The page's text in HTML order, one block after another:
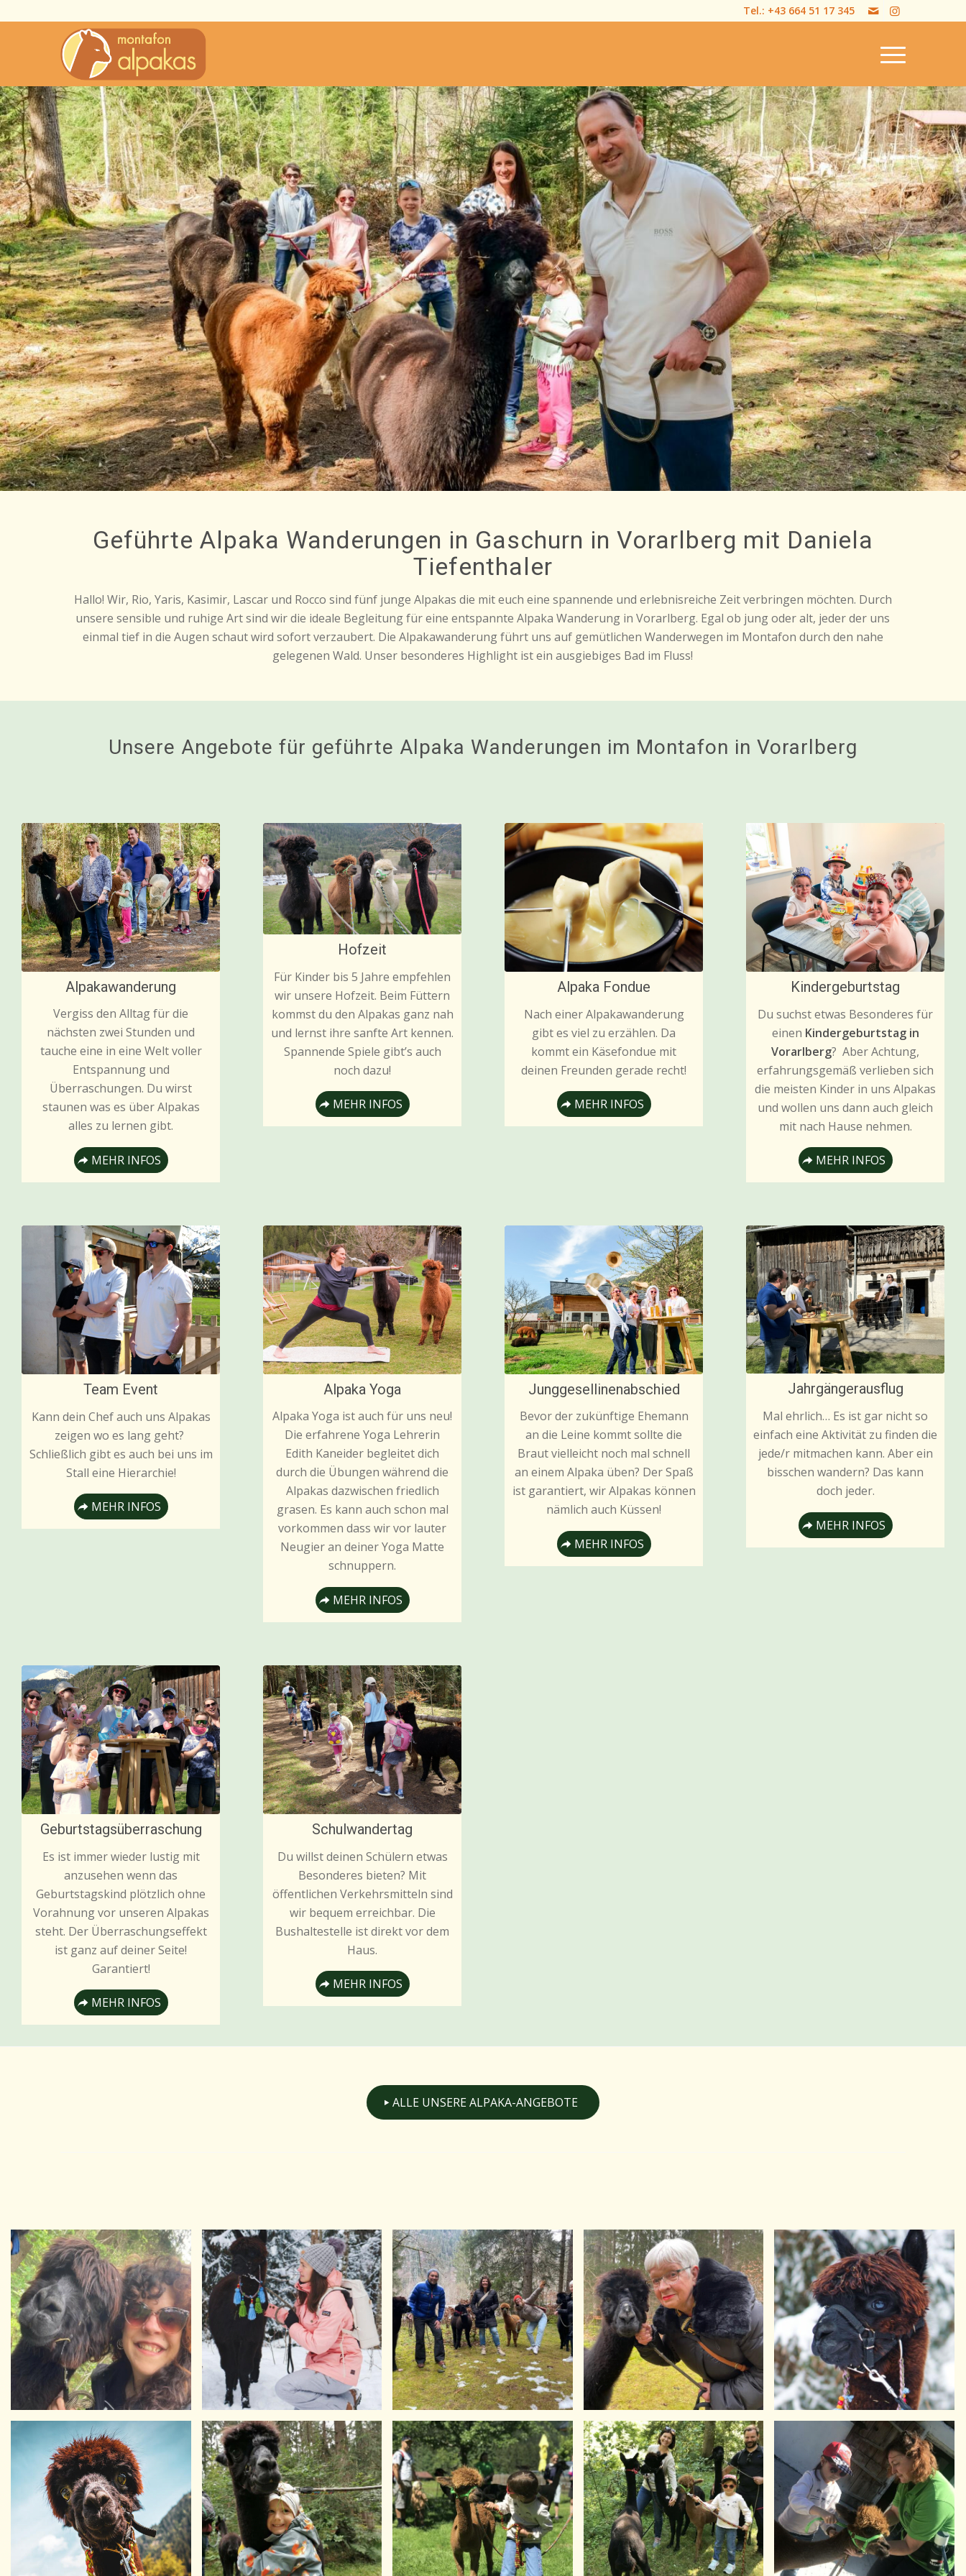
Tel.: +43 664 51 17 345
Geführte Alpaka Wanderungen in Gaschurn in Vorarlberg mit Daniela
Tiefenthaler
Hallo! Wir, Rio, Yaris, Kasimir, Lascar und Rocco sind fünf junge Alpakas die mit euch eine spannende und erlebnisreiche Zeit verbringen möchten. Durch
unsere sensible und ruhige Art sind wir die ideale Begleitung für eine entspannte Alpaka Wanderung in Vorarlberg. Egal ob jung oder alt, jeder der uns
einmal tief in die Augen schaut wird sofort verzaubert. Die Alpakawanderung führt uns auf gemütlichen Wanderwegen im Montafon durch den nahe
gelegenen Wald. Unser besonderes Highlight ist ein ausgiebiges Bad im Fluss!
Unsere Angebote für geführte Alpaka Wanderungen im Montafon in Vorarlberg
Alpakawanderung
Vergiss den Alltag für die
nächsten zwei Stunden und
tauche eine in eine Welt voller
Entspannung und
Überraschungen. Du wirst
staunen was es über Alpakas
alles zu lernen gibt.
MEHR INFOS
Hofzeit
Für Kinder bis 5 Jahre empfehlen
wir unsere Hofzeit. Beim Füttern
kommst du den Alpakas ganz nah
und lernst ihre sanfte Art kennen.
Spannende Spiele gibt’s auch
noch dazu!
MEHR INFOS
Alpaka Fondue
Nach einer Alpakawanderung
gibt es viel zu erzählen. Da
kommt ein Käsefondue mit
deinen Freunden gerade recht!
MEHR INFOS
Kindergeburtstag
Du suchst etwas Besonderes für
einen Kindergeburtstag in
Vorarlberg? Aber Achtung,
erfahrungsgemäß verlieben sich
die meisten Kinder in uns Alpakas
und wollen uns dann auch gleich
mit nach Hause nehmen.
MEHR INFOS
Team Event
Kann dein Chef auch uns Alpakas
zeigen wo es lang geht?
Schließlich gibt es auch bei uns im
Stall eine Hierarchie!
MEHR INFOS
Alpaka Yoga
Alpaka Yoga ist auch für uns neu!
Die erfahrene Yoga Lehrerin
Edith Kaneider begleitet dich
durch die Übungen während die
Alpakas dazwischen friedlich
grasen. Es kann auch schon mal
vorkommen dass wir vor lauter
Neugier an deiner Yoga Matte
schnuppern.
MEHR INFOS
Junggesellinenabschied
Bevor der zukünftige Ehemann
an die Leine kommt sollte die
Braut vielleicht noch mal schnell
an einem Alpaka üben? Der Spaß
ist garantiert, wir Alpakas können
nämlich auch Küssen!
MEHR INFOS
Jahrgängerausflug
Mal ehrlich… Es ist gar nicht so
einfach eine Aktivität zu finden die
jede/r mitmachen kann. Aber ein
bisschen wandern? Das kann
doch jeder.
MEHR INFOS
Geburtstagsüberraschung
Es ist immer wieder lustig mit
anzusehen wenn das
Geburtstagskind plötzlich ohne
Vorahnung vor unseren Alpakas
steht. Der Überraschungseffekt
ist ganz auf deiner Seite!
Garantiert!
MEHR INFOS
Schulwandertag
Du willst deinen Schülern etwas
Besonderes bieten? Mit
öffentlichen Verkehrsmitteln sind
wir bequem erreichbar. Die
Bushaltestelle ist direkt vor dem
Haus.
MEHR INFOS
ALLE UNSERE ALPAKA-ANGEBOTE